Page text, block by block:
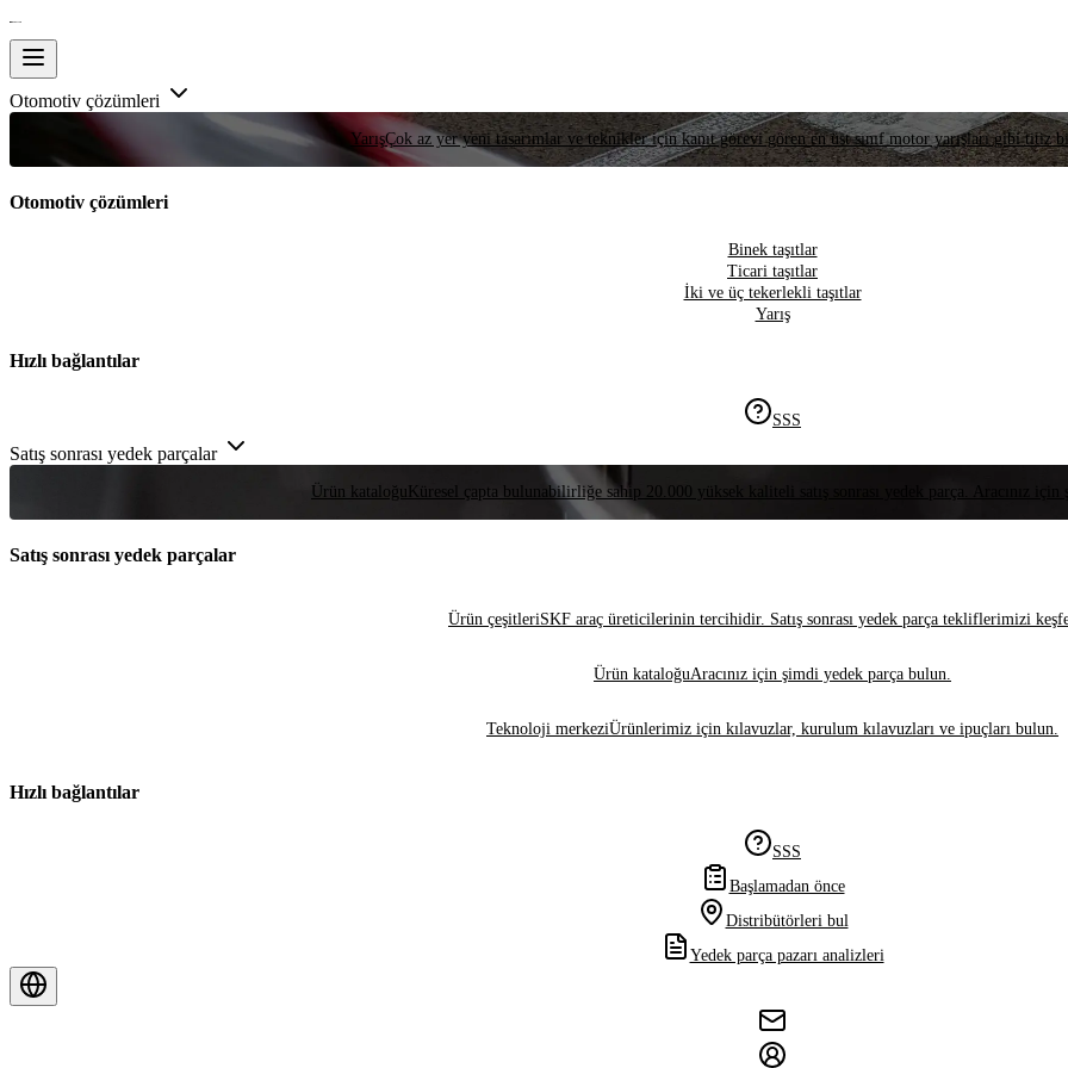
Otomotiv çözümleri
YarışÇok az yer yeni tasarımlar ve teknikler için kanıt görevi gören en üst sınıf motor yarışları gibi titiz
Otomotiv çözümleri
Binek taşıtlar
Ticari taşıtlar
İki ve üç tekerlekli taşıtlar
Yarış
Hızlı bağlantılar
SSS
Satış sonrası yedek parçalar
Ürün kataloğu Küresel çapta bulunabilirliğe sahip 20.000 yüksek kaliteli satış sonrası yedek parça. Aracınız
Satış sonrası yedek parçalar
Ürün çeşitleriSKF araç üreticilerinin tercihidir. Satış sonrası yedek parça tekliflerimizi
Ürün kataloğuAracınız için şimdi yedek parça bulun.
Teknoloji merkeziÜrünlerimiz için kılavuzlar, kurulum kılavuzları ve ipuçları bulun.
Hızlı bağlantılar
SSS
Başlamadan önce
Distribütörleri bul
Yedek parça pazarı analizleri